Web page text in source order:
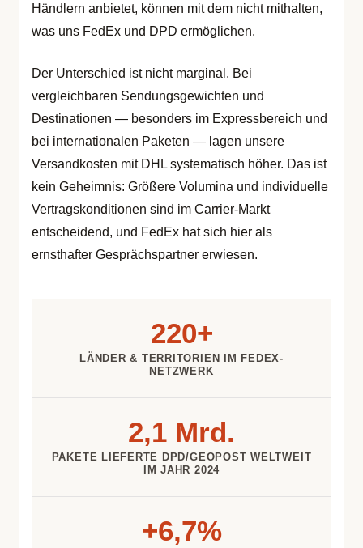
Händlern anbietet, können mit dem nicht mithalten,
was uns FedEx und DPD ermöglichen.
Der Unterschied ist nicht marginal. Bei
vergleichbaren Sendungsgewichten und
Destinationen — besonders im Expressbereich und
bei internationalen Paketen — lagen unsere
Versandkosten mit DHL systematisch höher. Das ist
kein Geheimnis: Größere Volumina und individuelle
Vertragskonditionen sind im Carrier-Markt
entscheidend, und FedEx hat sich hier als
ernsthafter Gesprächspartner erwiesen.
220+
LÄNDER & TERRITORIEN IM FEDEX-
NETZWERK
2,1 Mrd.
PAKETE LIEFERTE DPD/GEOPOST WELTWEIT
IM JAHR 2024
+6,7%